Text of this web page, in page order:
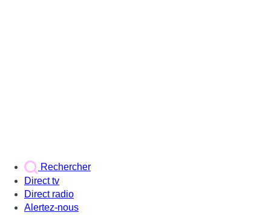
Rechercher
Direct tv
Direct radio
Alertez-nous